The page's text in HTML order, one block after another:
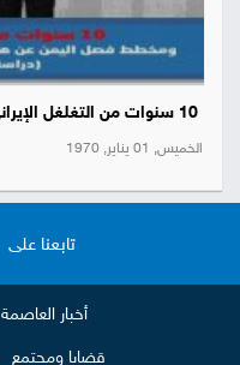
الخميس, 01 يناير, 1970
تابعنا على
أخبار العاصمة
قضايا ومجتمع